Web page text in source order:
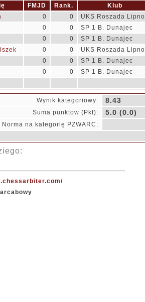
FMJD Rank.
Klub
0 0
UKS Roszada Lipno
0 0
SP 1 B. Dunajec
0 0
SP 1 B. Dunajec
0 0
UKS Roszada Lipno
0 0
SP 1 B. Dunajec
0 0
SP 1 B. Dunajec
Wynik kategoriowy: 8.43
Suma punktow (Pkt): 5.0 (0.0)
Norma na kategorię PZWARC: